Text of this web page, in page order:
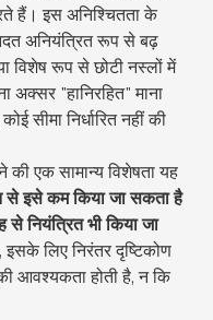
हैं। इस अनिश्चितता के
अनियंत्रित रूप से बढ़
विशेष रूप से छोटी नस्लों में
अक्सर "हानिरहित" माना
सीमा निर्धारित नहीं की
की एक सामान्य विशेषता यह
से इसे कम किया जा सकता है
नियंत्रित भी किया जा
इसके लिए निरंतर दृष्टिकोण
आवश्यकता होती है, न कि